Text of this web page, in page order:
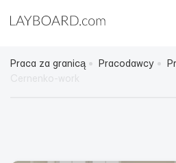
Praca za granicą Pracodawcy